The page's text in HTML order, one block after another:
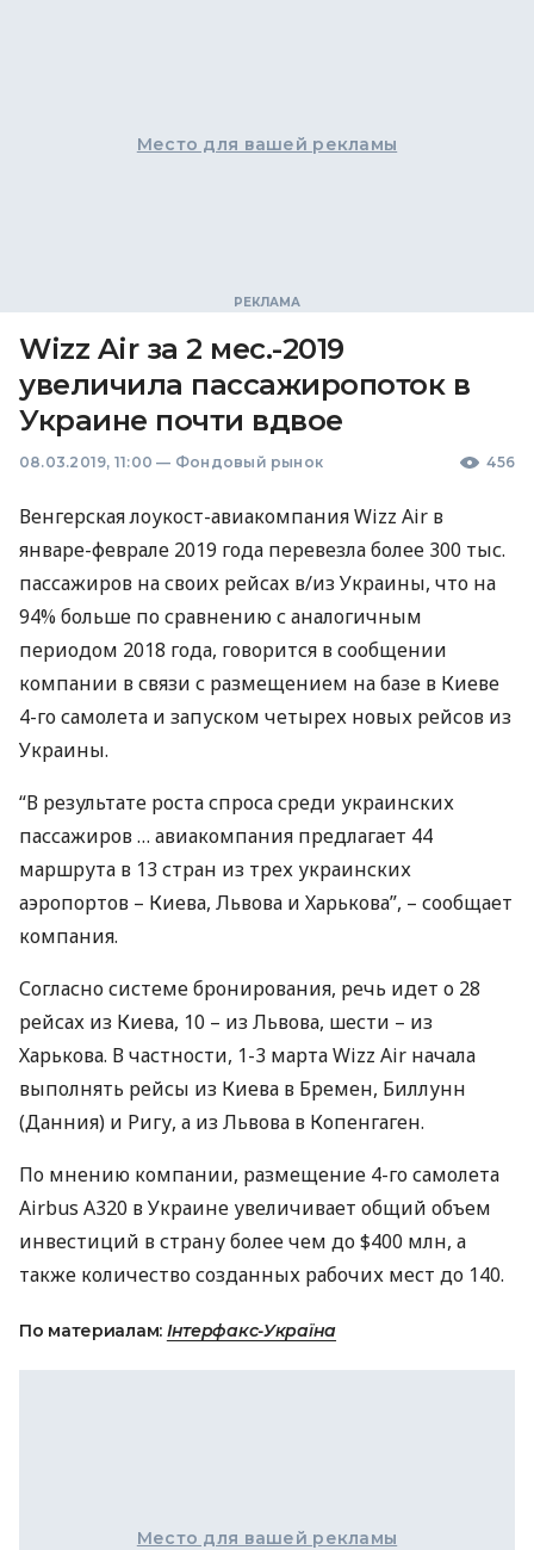
Место для вашей рекламы
Wizz Air за 2 мес.-2019
увеличила пассажиропоток в
Украине почти вдвое
08.03.2019, 11:00 — Фондовый рынок 456
Венгерская лоукост-авиакомпания Wizz Air в
январе-феврале 2019 года перевезла более 300 тыс.
пассажиров на своих рейсах в/из Украины, что на
94% больше по сравнению с аналогичным
периодом 2018 года, говорится в сообщении
компании в связи с размещением на базе в Киеве
4-го самолета и запуском четырех новых рейсов из
Украины.
“В результате роста спроса среди украинских
пассажиров … авиакомпания предлагает 44
маршрута в 13 стран из трех украинских
аэропортов – Киева, Львова и Харькова”, – сообщает
компания.
Согласно системе бронирования, речь идет о 28
рейсах из Киева, 10 – из Львова, шести – из
Харькова. В частности, 1-3 марта Wizz Air начала
выполнять рейсы из Киева в Бремен, Биллунн
(Данния) и Ригу, а из Львова в Копенгаген.
По мнению компании, размещение 4-го самолета
Airbus A320 в Украине увеличивает общий объем
инвестиций в страну более чем до $400 млн, а
также количество созданных рабочих мест до 140.
По материалам: Інтерфакс-Україна
Место для вашей рекламы